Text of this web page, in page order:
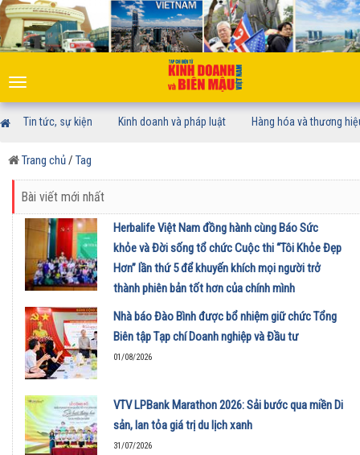
Toggle
navigation
Tin tức, sự kiện Kinh doanh và pháp luật Hàng hóa và thương
Trang chủ/ Tag
Bài viết mới nhất
Herbalife Việt Nam đồng hành cùng Báo Sức
khỏe và Đời sống tổ chức Cuộc thi “Tôi Khỏe Đẹp
Hơn” lần thứ 5 để khuyến khích mọi người trở
thành phiên bản tốt hơn của chính mình
01/08/2026
Nhà báo Đào Bình được bổ nhiệm giữ chức Tổng
Biên tập Tạp chí Doanh nghiệp và Đầu tư
01/08/2026
VTV LPBank Marathon 2026: Sải bước qua miền Di
sản, lan tỏa giá trị du lịch xanh
31/07/2026